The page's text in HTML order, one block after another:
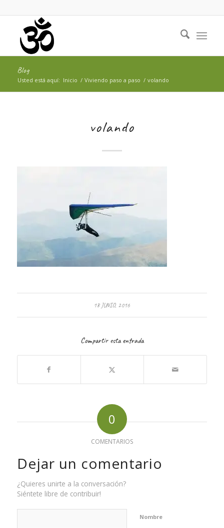
Blog
Usted está aquí: Inicio / Viviendo paso a paso / volando
volando
18 JUNIO, 2016
Compartir esta entrada
0
COMENTARIOS
Dejar un comentario
¿Quieres unirte a la conversación?
Siéntete libre de contribuir!
Nombre